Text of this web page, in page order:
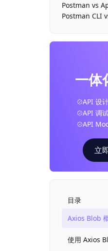
Postman vs
发工具
Postman CLI
一体
API 设
API 调
API
立
目录
Axios Blob
使用 Axios